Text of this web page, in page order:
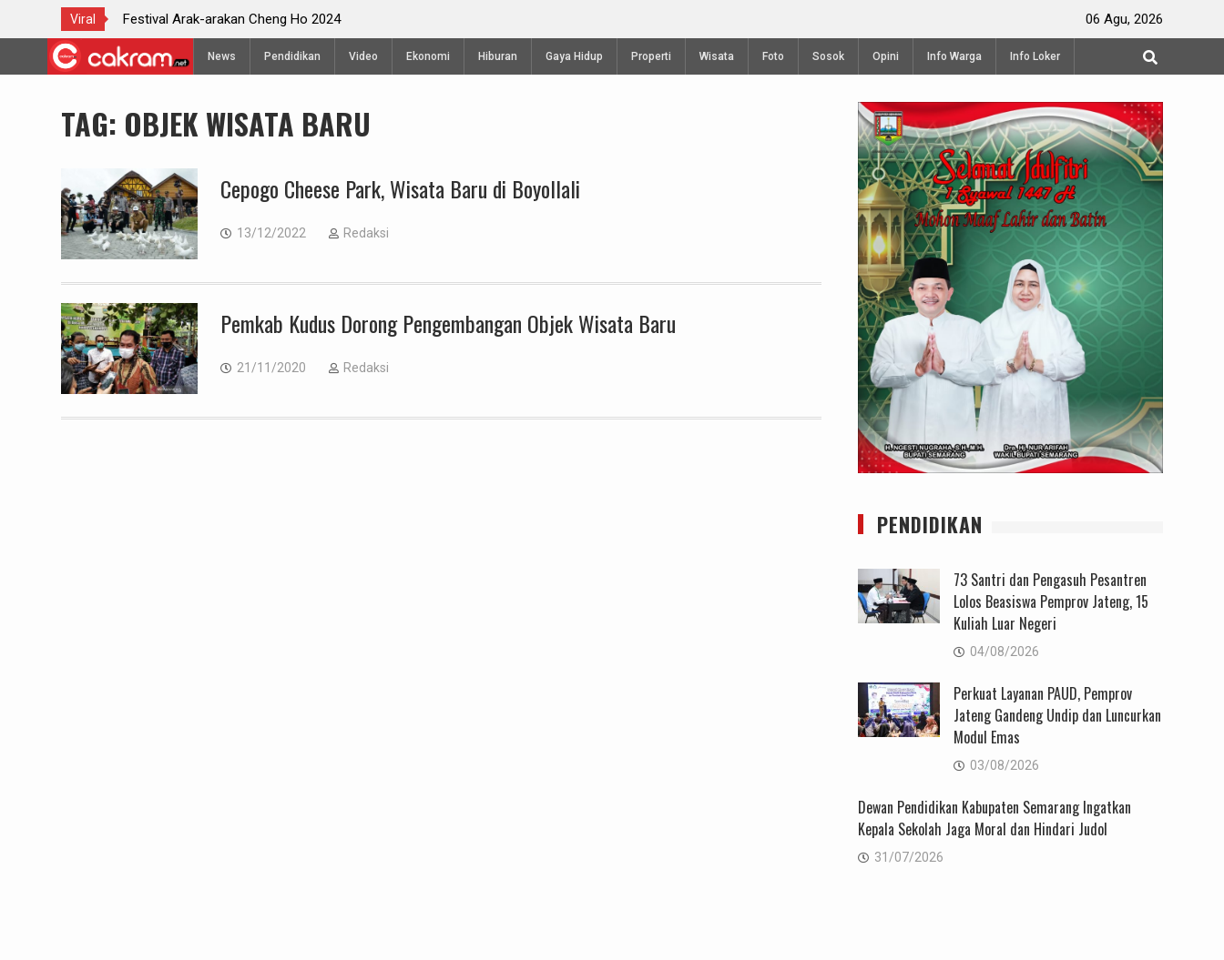
Viral Festival Arak-arakan Cheng Ho 2024
Telomoyo VIII 2024
Perayaan Waisak di Vihara Mahavira Semarang Produksi
06 Agu, 2026
to
News Pendidikan Video Ekonomi Hiburan Gaya Hidup Properti Wisata Foto Sosok Opini Info Warga Info Loker
TAG: OBJEK WISATA BARU
Cepogo Cheese Park, Wisata Baru di Boyollali
13/12/2022 Redaksi
Pemkab Kudus Dorong Pengembangan Objek Wisata Baru
21/11/2020 Redaksi
PENDIDIKAN
73 Santri dan Pengasuh Pesantren
Lolos Beasiswa Pemprov Jateng, 15
Kuliah Luar Negeri
04/08/2026
Perkuat Layanan PAUD, Pemprov
Jateng Gandeng Undip dan Luncurkan
Modul Emas
03/08/2026
Dewan Pendidikan Kabupaten Semarang Ingatkan
Kepala Sekolah Jaga Moral dan Hindari Judol
31/07/2026